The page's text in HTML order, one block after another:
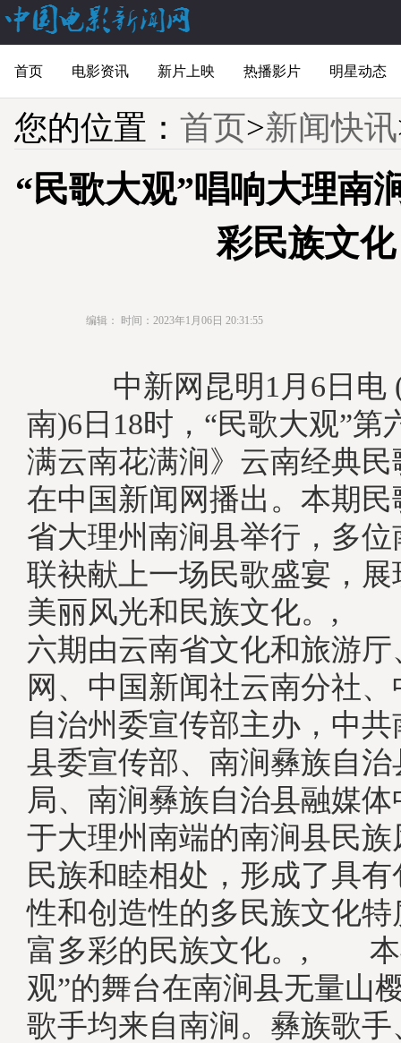
首页 电影资讯 新片上映 热播影片 明星动态
您的位置： 首页>新闻快讯
“民歌大观”唱响大理南
彩民族文化
编辑： 时间：2023年1月06日 20:31:55
中新网昆明1月6日电
南)6日18时，“民歌大观”
满云南花满涧》云南经典
在中国新闻网播出。本期
省大理州南涧县举行，多
联袂献上一场民歌盛宴，
美丽风光和民族文化。,
六期由云南省文化和旅游
网、中国新闻社云南分社
自治州委宣传部主办，中
县委宣传部、南涧彝族自
局、南涧彝族自治县融媒
于大理州南端的南涧县民
民族和睦相处，形成了具
性和创造性的多民族文化
富多彩的民族文化。, 本
观”的舞台在南涧县无量山
歌手均来自南涧。彝族歌